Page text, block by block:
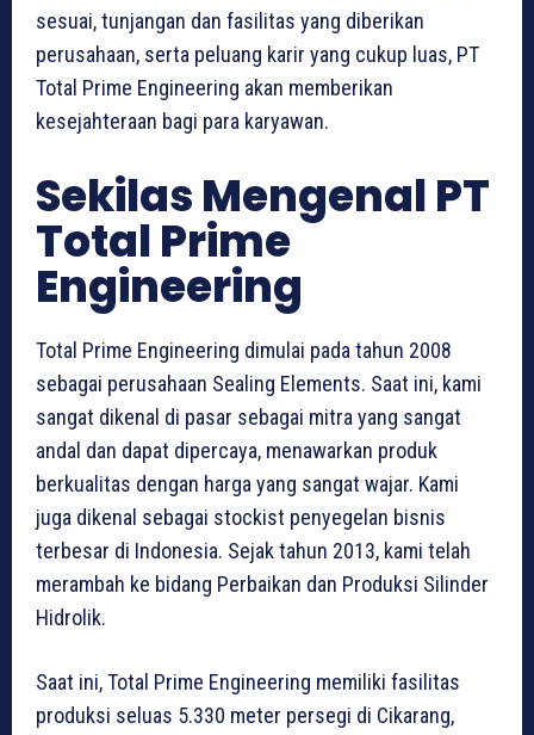
sesuai, tunjangan dan fasilitas yang diberikan
perusahaan, serta peluang karir yang cukup luas, PT
Total Prime Engineering akan memberikan
kesejahteraan bagi para karyawan.
Sekilas Mengenal PT
Total Prime
Engineering
Total Prime Engineering dimulai pada tahun 2008
sebagai perusahaan Sealing Elements. Saat ini, kami
sangat dikenal di pasar sebagai mitra yang sangat
andal dan dapat dipercaya, menawarkan produk
berkualitas dengan harga yang sangat wajar. Kami
juga dikenal sebagai stockist penyegelan bisnis
terbesar di Indonesia. Sejak tahun 2013, kami telah
merambah ke bidang Perbaikan dan Produksi Silinder
Hidrolik.
Saat ini, Total Prime Engineering memiliki fasilitas
produksi seluas 5.330 meter persegi di Cikarang,